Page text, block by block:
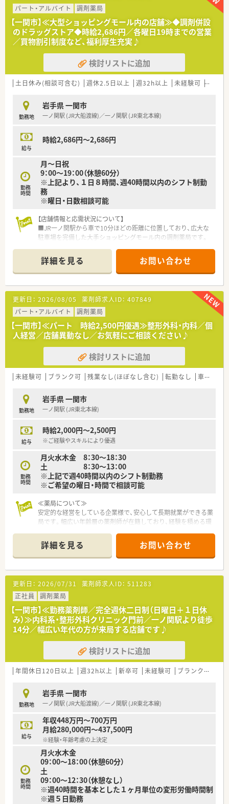
パート・アルバイト
調剤薬局
【一関市】≪大型ショッピングモール内の店舗≫◆調剤併設
のドラッグストア◆時給2,686円／各曜日19時までの営業
／買物割引制度など、福利厚生充実♪
検討リストに追加
土日休み(相談可含む) 週休2.5日以上 週32h以上 未経験可 ブラン
勤務地
岩手県 一関市
一ノ関駅 (JR大船渡線)／一ノ関駅 (JR東北本線)
給与
時給2,686円～2,686円
勤務
時間
月～日祝
9：00～19：00（休憩60分）
※上記より、１日８時間、週40時間以内のシフト制勤
務
※曜日・日数相談可能
【店舗情報と応需状況について】
■JR一ノ関駅から車で10分ほどの距離に位置しており、広大な
駐車場を完備した大手ショッピングモール内の調剤薬局です。
しており、毎月約950枚という豊富な処方箋数に対応していま
す。
■面分業がメインのため、取り扱う医薬品の品目数が非常に多
く、幅広い処方知識を吸収しながらスキルアップを目指せます。
【法人特徴について】
■国内の小売業界で圧倒的なシェアを誇る大手グループが運営
しており、非常に安定した経営基盤と福利厚生が大きな魅力で
す。
■ショッピングモールを地域医療の拠点と捉え、衣食住の全てか
ら健康をトータルサポートする事業を展開しております。
■地域社会のニーズを先取りするヘルスケアステーションとし
て、薬剤師が中心となって健康づくりに寄与できる組織です。
■ショッピングモール内という立地上、日常的な健康相談を受け
る機会が多く、地域の方々の健康維持に貢献している実感が得ら
れます。
ており、常に向上心を持ってスキルアップし続けられる点が魅力
です。
族との時間を犠牲にすることなく、長く健康的に働き続けられま
す。
詳細を見る お問い合わせ
更新日： 2026/08/05 薬剤師求人ID： 407849
パート・アルバイト
調剤薬局
【一関市】≪パート 時給2,500円優遇≫整形外科・内科／個
人経営／店舗異動なし／お気軽にご相談ください♪
検討リストに追加
未経験可 ブランク可 残業なし(ほぼなし含む) 転勤なし 車通勤可
勤務地
岩手県 一関市
一ノ関駅 (JR東北本線)
給与
時給2,000円～2,500円
※ご経験やスキルにより優遇
勤務
時間
月火水木金 8：30～18：30
土 8：30～13：00
※上記で週40時間以内のシフト制勤務
※ご希望の曜日・時間で相談可能
≪薬局について≫
安定的な経営をしている企業様で、安心して長期就業ができる薬
局です。幅広い年齢層の薬剤師が在籍しており、経験を積める環
配りができ、社員の定着率も良い薬局様です。
詳細を見る お問い合わせ
更新日： 2026/07/31 薬剤師求人ID： 511283
正社員
調剤薬局
【一関市】≪勤務薬剤師／完全週休二日制（日曜日＋１日休
み）≫内科系・整形外科クリニック門前／一ノ関駅より徒歩
14分／幅広い年代の方が来局する店舗です♪
検討リストに追加
年間休日120日以上 週32h以上 新卒可 未経験可 ブランク可
勤務地
岩手県 一関市
一ノ関駅 (JR大船渡線)／一ノ関駅 (JR東北本線)
給与
年収448万円～700万円
月給280,000円～437,500円
※経験・年齢考慮の上決定
勤務
時間
月火水木金
09：00～18：00（休憩60分）
土
09：00～12：30（休憩なし）
※週40時間を基本とした１ヶ月単位の変形労働時間制
※週５日勤務